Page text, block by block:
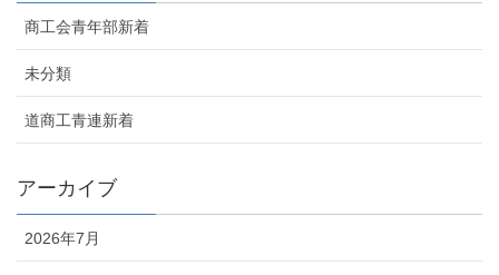
商工会青年部新着
未分類
道商工青連新着
アーカイブ
2026年7月